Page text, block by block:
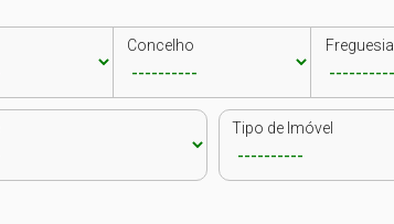
Concelho Freguesia
Tipo de Imóvel